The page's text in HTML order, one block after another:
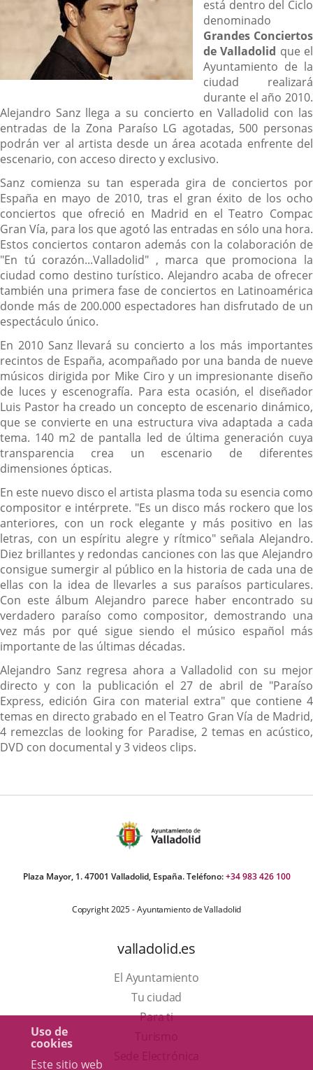
Uso de
cookies
Este sitio web
está dentro del Ciclo
denominado
Grandes Conciertos
de Valladolid que el
Ayuntamiento de la
ciudad realizará
durante el año 2010.
Alejandro Sanz llega a su concierto en Valladolid con las
entradas de la Zona Paraíso LG agotadas, 500 personas
podrán ver al artista desde un área acotada enfrente del
escenario, con acceso directo y exclusivo.
Sanz comienza su tan esperada gira de conciertos por
España en mayo de 2010, tras el gran éxito de los ocho
conciertos que ofreció en Madrid en el Teatro Compac
Gran Vía, para los que agotó las entradas en sólo una hora.
Estos conciertos contaron además con la colaboración de
"En tú corazón...Valladolid" , marca que promociona la
ciudad como destino turístico. Alejandro acaba de ofrecer
también una primera fase de conciertos en Latinoamérica
donde más de 200.000 espectadores han disfrutado de un
espectáculo único.
En 2010 Sanz llevará su concierto a los más importantes
recintos de España, acompañado por una banda de nueve
músicos dirigida por Mike Ciro y un impresionante diseño
de luces y escenografía. Para esta ocasión, el diseñador
Luis Pastor ha creado un concepto de escenario dinámico,
que se convierte en una estructura viva adaptada a cada
tema. 140 m2 de pantalla led de última generación cuya
transparencia crea un escenario de diferentes
dimensiones ópticas.
En este nuevo disco el artista plasma toda su esencia como
compositor e intérprete. "Es un disco más rockero que los
anteriores, con un rock elegante y más positivo en las
letras, con un espíritu alegre y rítmico" señala Alejandro.
Diez brillantes y redondas canciones con las que Alejandro
consigue sumergir al público en la historia de cada una de
ellas con la idea de llevarles a sus paraísos particulares.
Con este álbum Alejandro parece haber encontrado su
verdadero paraíso como compositor, demostrando una
vez más por qué sigue siendo el músico español más
importante de las últimas décadas.
Alejandro Sanz regresa ahora a Valladolid con su mejor
directo y con la publicación el 27 de abril de "Paraíso
Express, edición Gira con material extra" que contiene 4
temas en directo grabado en el Teatro Gran Vía de Madrid,
4 remezclas de looking for Paradise, 2 temas en acústico,
DVD con documental y 3 videos clips.
Plaza Mayor, 1. 47001 Valladolid, España. Teléfono:+34 983 426 100
Copyright 2025 - Ayuntamiento de Valladolid
valladolid.es
El Ayuntamiento
Tu ciudad
Para ti